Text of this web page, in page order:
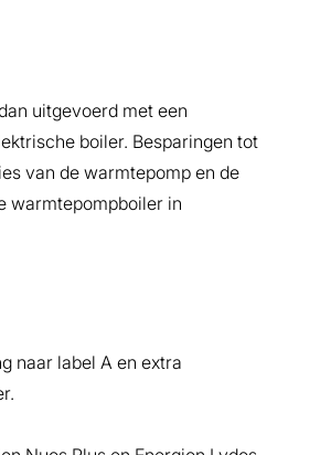
uitgevoerd met een
boiler. Besparingen tot
van de warmtepomp en de
warmtepompboiler in
naar label A en extra